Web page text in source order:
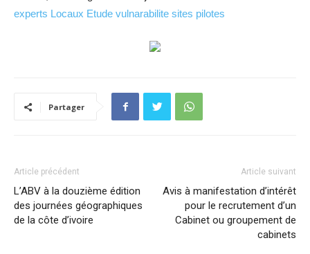
experts Locaux Etude vulnarabilite sites pilotes
Partager
Article précédent
L’ABV à la douzième édition
des journées géographiques
de la côte d’ivoire
Article suivant
Avis à manifestation d’intérêt
pour le recrutement d’un
Cabinet ou groupement de
cabinets